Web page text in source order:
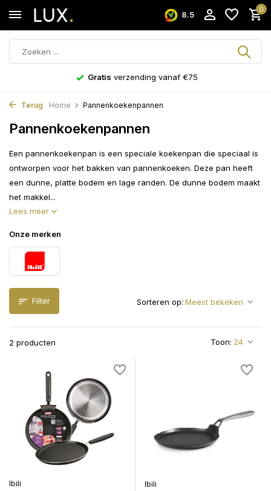
8.5
0
Gratis verzending vanaf €75
Terug Home Pannenkoekenpannen
Pannenkoekenpannen
Een pannenkoekenpan is een speciale koekenpan die speciaal is
ontworpen voor het bakken van pannenkoeken. Deze pan heeft
een dunne, platte bodem en lage randen. De dunne bodem maakt
het makkel...
Lees meer
Onze merken
Filter
2 producten Toon:
Sorteren op:
Ibili Ibili